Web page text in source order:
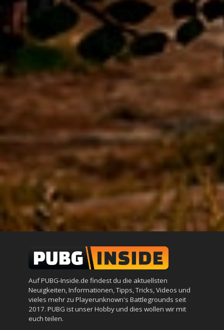
Auf PUBG-Inside.de findest du die aktuellsten
Neuigkeiten, Informationen, Tipps, Tricks, Videos und
vieles mehr zu Playerunknown's Battlegrounds seit
2017. PUBG ist unser Hobby und dies wollen wir mit
euch teilen.